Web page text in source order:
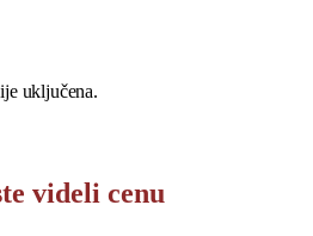
uključena.
videli cenu